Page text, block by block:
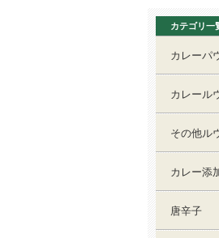
カテゴリ一
カレーパ
カレール
その他ル
カレー添
唐辛子